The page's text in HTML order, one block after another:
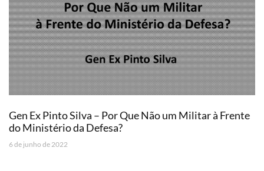
Gen Ex Pinto Silva – Por Que Não um Militar à Frente
do Ministério da Defesa?
6 de junho de 2022